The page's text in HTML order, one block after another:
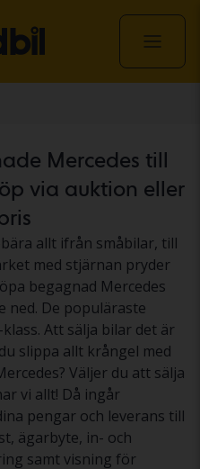
Mercedes till
via auktion eller
allt ifrån småbilar, till
med stjärnan pryder
begagnad Mercedes
ned. De populäraste
Att sälja bilar det är
slippa allt krångel med
Väljer du att sälja
vi allt! Då ingår
pengar och leverans till
ägarbyte, in- och
samt visning för